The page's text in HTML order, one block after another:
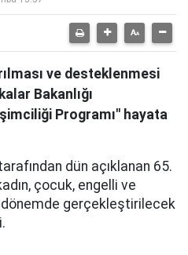
ve desteklenmesi
Bakanlığı
Programı" hayata
dün açıklanan 65.
çocuk, engelli ve
dönemde gerçekleştirilecek